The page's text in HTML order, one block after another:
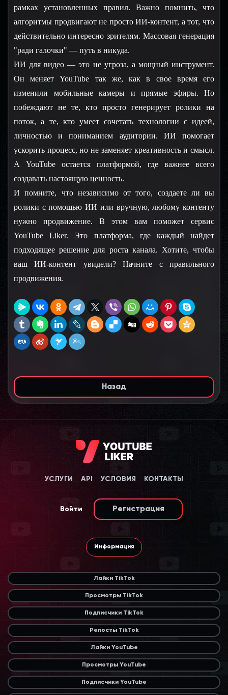
рамках установленных правил. Важно помнить, что
алгоритмы продвигают не просто ИИ-контент, а тот, что
действительно интересно зрителям. Массовая генерация
"ради галочки" — путь в никуда.
ИИ для видео — это не угроза, а мощный инструмент.
Он меняет YouTube так же, как в свое время его
изменили мобильные камеры и прямые эфиры. Но
побеждают не те, кто просто генерирует ролики на
поток, а те, кто умеет сочетать технологии с идеей,
личностью и пониманием аудитории. ИИ помогает
ускорить процесс, но не заменяет креативность и смысл.
А YouTube остается платформой, где важнее всего
создавать настоящую ценность.
И помните, что независимо от того, создаете ли вы
ролики с помощью ИИ или вручную, любому контенту
нужно продвижение. В этом вам поможет сервис
YouTube Liker. Это платформа, где каждый найдет
подходящее решение для роста канала. Хотите, чтобы
ваш ИИ-контент увидели? Начните с правильного
продвижения.
Назад
УСЛУГИ API УСЛОВИЯ КОНТАКТЫ
Войти Регистрация
Информация
Лайки TikTok
Просмотры TikTok
Подписчики TikTok
Репосты TikTok
Лайки YouTube
Просмотры YouTube
Подписчики YouTube